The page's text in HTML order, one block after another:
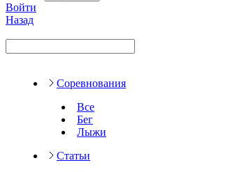
Войти
Назад
Соревнования
Все
Бег
Лыжи
Статьи